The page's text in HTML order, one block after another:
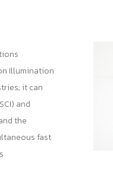
Illumination
it can
and
the
fast